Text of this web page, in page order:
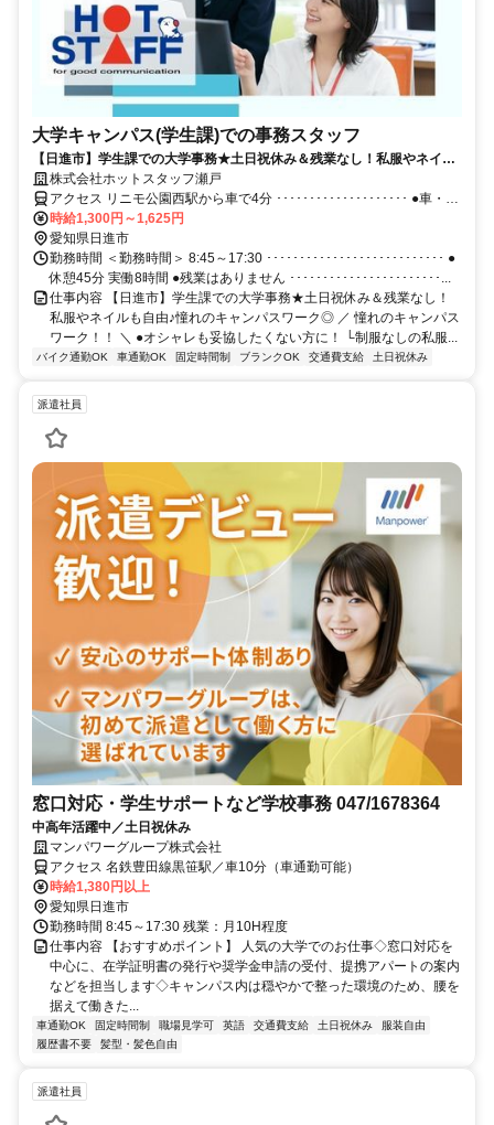
大学キャンパス(学生課)での事務スタッフ
【日進市】学生課での大学事務★土日祝休み＆残業なし！私服やネイル
も自由♪憧れのキャンパスワーク◎
株式会社ホットスタッフ瀬戸
アクセス リニモ公園西駅から車で4分 ････････････････････ ●車・バ
イク通勤OK！ ●無料駐車場あり♪ ●交通費支給いたします(※規定あ
り) ････････････････････ ▼面談方法は下記の2種類！ ・来社面談 ・
オンライン面談 ご希望の面談方法をお伝えください♪ モリコロパーク
近く
時給1,300円～1,625円
愛知県日進市
勤務時間 ＜勤務時間＞ 8:45～17:30 ･･･････････････････････････ ●
休憩45分 実働8時間 ●残業はありません ･･･････････････････････...
仕事内容 【日進市】学生課での大学事務★土日祝休み＆残業なし！
私服やネイルも自由♪憧れのキャンパスワーク◎ ／ 憧れのキャンパス
ワーク！！ ＼ ●オシャレも妥協したくない方に！ └制服なしの私服...
バイク通勤OK 車通勤OK 固定時間制 ブランクOK 交通費支給 土日祝休み
派遣社員
窓口対応・学生サポートなど学校事務 047/1678364
中高年活躍中／土日祝休み
マンパワーグループ株式会社
アクセス 名鉄豊田線黒笹駅／車10分（車通勤可能）
時給1,380円以上
愛知県日進市
勤務時間 8:45～17:30 残業：月10H程度
仕事内容 【おすすめポイント】 人気の大学でのお仕事◇窓口対応を
中心に、在学証明書の発行や奨学金申請の受付、提携アパートの案内
などを担当します◇キャンパス内は穏やかで整った環境のため、腰を
据えて働きた...
車通勤OK 固定時間制 職場見学可 英語 交通費支給 土日祝休み
服装自由
履歴書不要
髪型・髪色自由
派遣社員